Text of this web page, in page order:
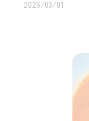
2026/03/01